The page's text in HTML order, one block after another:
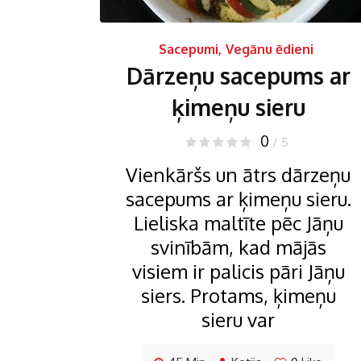
Sacepumi, Vegānu ēdieni
Dārzeņu sacepums ar
ķimeņu sieru
0 / 5
Vienkāršs un ātrs dārzeņu
sacepums ar ķimeņu sieru.
Lieliska maltīte pēc Jāņu
svinībām, kad mājās
visiem ir palicis pāri Jāņu
siers. Protams, ķimeņu
sieru var